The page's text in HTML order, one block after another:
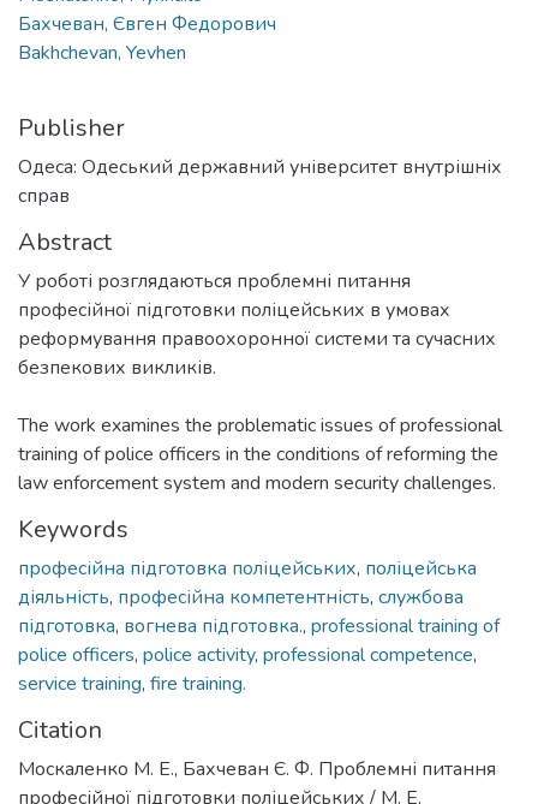
Бахчеван, Євген Федорович
Bakhchevan, Yevhen
Publisher
Одеса: Одеський державний університет внутрішніх
справ
Abstract
У роботі розглядаються проблемні питання
професійної підготовки поліцейських в умовах
реформування правоохоронної системи та сучасних
безпекових викликів.
The work examines the problematic issues of professional
training of police officers in the conditions of reforming the
law enforcement system and modern security challenges.
Keywords
професійна підготовка поліцейських, поліцейська
діяльність, професійна компетентність, службова
підготовка, вогнева підготовка., professional training of
police officers, police activity, professional competence,
service training, fire training.
Citation
Москаленко М. Е., Бахчеван Є. Ф. Проблемні питання
професійної підготовки поліцейських / М. Е.